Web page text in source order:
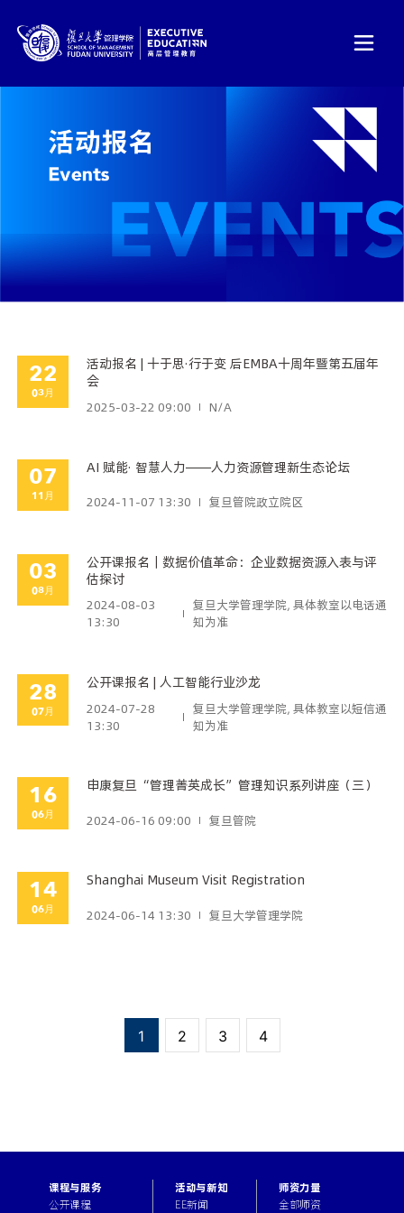
22
03月
活动报名 | 十于思·行于变 后EMBA十周年暨第五届年
会
2025-03-22 09:00 N/A
07
11月
AI 赋能· 智慧人力——人力资源管理新生态论坛
2024-11-07 13:30 复旦管院政立院区
03
08月
公开课报名｜数据价值革命：企业数据资源入表与评
估探讨
2024-08-03
13:30
复旦大学管理学院, 具体教室以电话通
知为准
28
07月
公开课报名 | 人工智能行业沙龙
2024-07-28
13:30
复旦大学管理学院, 具体教室以短信通
知为准
16
06月
申康复旦“管理菁英成长”管理知识系列讲座（三）
2024-06-16 09:00 复旦管院
14
06月
Shanghai Museum Visit Registration
2024-06-14 13:30 复旦大学管理学院
1 2 3 4
课程与服务
公开课程
活动与新知
EE新闻
师资力量
全部师资